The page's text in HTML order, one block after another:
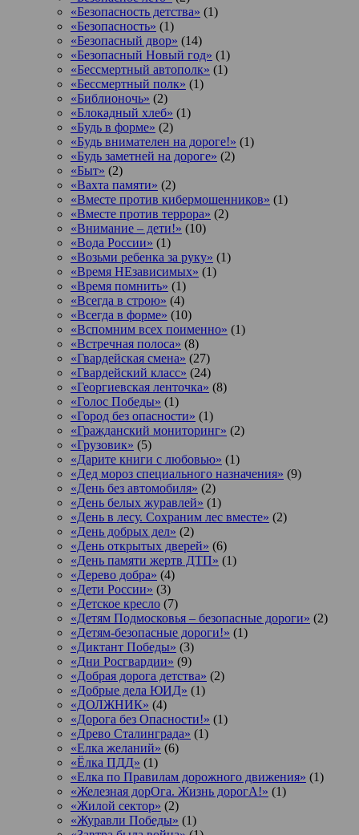
«Безопасность детства» (1)
«Безопасность» (1)
«Безопасный двор» (14)
«Безопасный Новый год» (1)
«Бессмертный автополк» (1)
«Бессмертный полк» (1)
«Библионочь» (2)
«Блокадный хлеб» (1)
«Будь в форме» (2)
«Будь внимателен на дороге!» (1)
«Будь заметней на дороге» (2)
«Быт» (2)
«Вахта памяти» (2)
«Вместе против кибермошенников» (1)
«Вместе против террора» (2)
«Внимание – дети!» (10)
«Вода России» (1)
«Возьми ребенка за руку» (1)
«Время НЕзависимых» (1)
«Время помнить» (1)
«Всегда в строю» (4)
«Всегда в форме» (10)
«Вспомним всех поименно» (1)
«Встречная полоса» (8)
«Гвардейская смена» (27)
«Гвардейский класс» (24)
«Георгиевская ленточка» (8)
«Голос Победы» (1)
«Город без опасности» (1)
«Гражданский мониторинг» (2)
«Грузовик» (5)
«Дарите книги с любовью» (1)
«Дед мороз специального назначения» (9)
«День без автомобиля» (2)
«День белых журавлей» (1)
«День в лесу. Сохраним лес вместе» (2)
«День добрых дел» (2)
«День открытых дверей» (6)
«День памяти жертв ДТП» (1)
«Дерево добра» (4)
«Дети России» (3)
«Детское кресло (7)
«Детям Подмосковья – безопасные дороги» (2)
«Детям-безопасные дороги!» (1)
«Диктант Победы» (3)
«Дни Росгвардии» (9)
«Добрая дорога детства» (2)
«Добрые дела ЮИД» (1)
«ДОЛЖНИК» (4)
«Дорога без Опасности!» (1)
«Древо Сталинграда» (1)
«Елка желаний» (6)
«Ёлка ПДД» (1)
«Елка по Правилам дорожного движения» (1)
«Железная дорОга. Жизнь дорогА!» (1)
«Жилой сектор» (2)
«Журавли Победы» (1)